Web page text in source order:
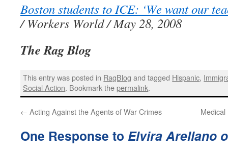
Boston students to ICE: ‘We want our
/ Workers World / May 28, 2008
The Rag Blog
This entry was posted in RagBlog and tagged Hispanic,
Social Action. Bookmark thepermalink.
← Acting Against the Agents of War Crimes
One Response to Elvira Arellano